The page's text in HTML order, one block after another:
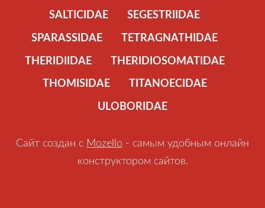
SALTICIDAE
SEGESTRIIDAE
SPARASSIDAE
TETRAGNATHIDAE
THERIDIIDAE
THERIDIOSOMATIDAE
THOMISIDAE
TITANOECIDAE
ULOBORIDAE
Сайт создан с Mozello - самым удобным онлайн
конструктором сайтов.